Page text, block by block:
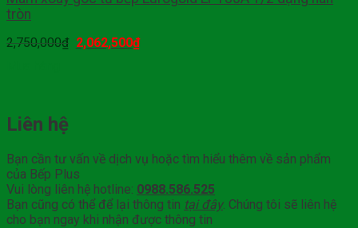
tròn
2,750,000₫ 2,062,500₫
Liên hệ
Bạn cần tư vấn về dịch vụ hoặc tìm hiểu thêm về sản phẩm
của Bếp Plus
Vui lòng liên hệ hotline: 0988.586.525
Bạn cũng có thể để lại thông tin tại đây. Chúng tôi sẽ liên hệ
cho bạn ngay khi nhận được thông tin